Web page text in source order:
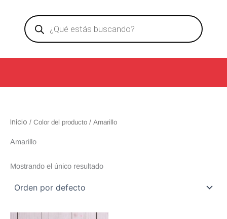
contenido
Products
search
Inicio / Color del producto / Amarillo
Amarillo
Mostrando el único resultado